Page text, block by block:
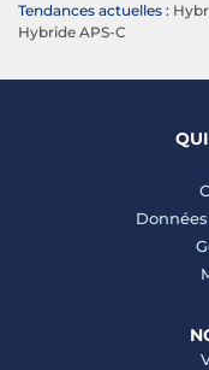
Tendances actuelles :
Hybride APS-C